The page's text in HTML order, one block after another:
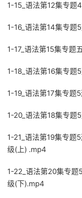
1-15_语法第12集专题
1-16_语法第14集专题
1-17_语法第15集专题
1-18_语法第16集专
1-19_语法第17集专
1-20_语法第18集专
1-21_语法第19集专题
级(上) .mp4
1-22_语法第20集专
级(下).mp4